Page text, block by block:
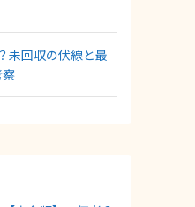
未回収の伏線と最